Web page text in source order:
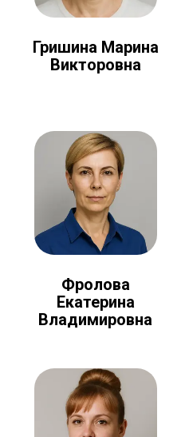
Гришина Марина
Викторовна
Фролова
Екатерина
Владимировна